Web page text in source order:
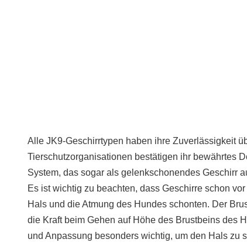
Alle JK9-Geschirrtypen haben ihre Zuverlässigkeit
Tierschutzorganisationen bestätigen ihr bewährtes
System, das sogar als gelenkschonendes Geschirr
Es ist wichtig zu beachten, dass Geschirre schon
Hals und die Atmung des Hundes schonten. Der
die Kraft beim Gehen auf Höhe des Brustbeins des
und Anpassung besonders wichtig, um den Hals zu